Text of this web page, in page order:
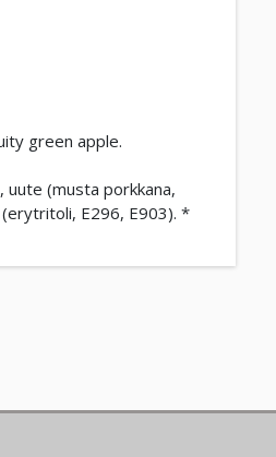
green apple.
(musta porkkana,
E296, E903). *